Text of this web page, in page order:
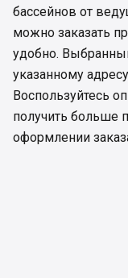
бассейнов от
можно заказать
удобно.
указанному
Воспользуйтесь
получить больше
оформлении